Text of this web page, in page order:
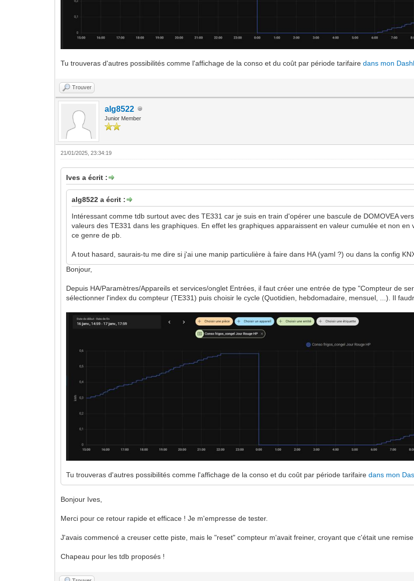
Tu trouveras d'autres possibilités comme l'affichage de la conso et du coût par période tarifairedans mon
Trouver
alg8522
Junior Member
21/01/2025, 23:34:19
Ives a écrit :
alg8522 a écrit :
Intéressant comme tdb surtout avec des TE331 car je suis en train d'opérer une bascule de DOMOVEA
valeurs des TE331 dans les graphiques. En effet les graphiques apparaissent en valeur cumulée et non
ce genre de pb.
A tout hasard, saurais-tu me dire si j'ai une manip particulière à faire dans HA (yaml ?) ou dans la config
Bonjour,
Depuis HA/Paramètres/Appareils et services/onglet Entrées, il faut créer une entrée de type "Compteur de
sélectionner l'index du compteur (TE331) puis choisir le cycle (Quotidien, hebdomadaire, mensuel, ...). Il
Tu trouveras d'autres possibilités comme l'affichage de la conso et du coût par période tarifairedans mon
Bonjour Ives,
Merci pour ce retour rapide et efficace ! Je m'empresse de tester.
J'avais commencé a creuser cette piste, mais le "reset" compteur m'avait freiner, croyant que c'était une
Chapeau pour les tdb proposés !